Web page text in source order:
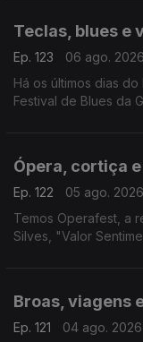
Teclas, blues e
Ep. 123
06 ago. 2026
Há os últimos dias
Festival de Blues da
Ópera, cortiça e
Ep. 122
05 ago. 2026
Temos Operafest, a
Silves, "Valor
Broas, viagens
Ep. 121
04 ago. 2026